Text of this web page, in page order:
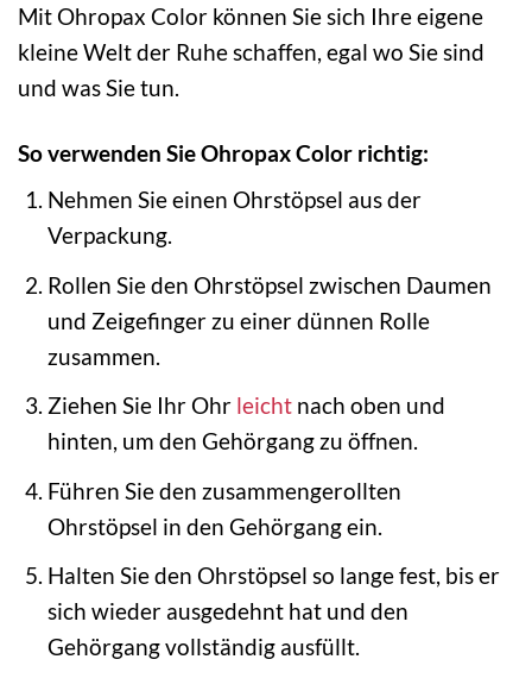
Mit Ohropax Color können Sie sich Ihre eigene
kleine Welt der Ruhe schaffen, egal wo Sie sind
und was Sie tun.
So verwenden Sie Ohropax Color richtig:
Nehmen Sie einen Ohrstöpsel aus der
Verpackung.
Rollen Sie den Ohrstöpsel zwischen Daumen
und Zeigefinger zu einer dünnen Rolle
zusammen.
Ziehen Sie Ihr Ohr leichtnach oben und
hinten, um den Gehörgang zu öffnen.
Führen Sie den zusammengerollten
Ohrstöpsel in den Gehörgang ein.
Halten Sie den Ohrstöpsel so lange fest, bis er
sich wieder ausgedehnt hat und den
Gehörgang vollständig ausfüllt.